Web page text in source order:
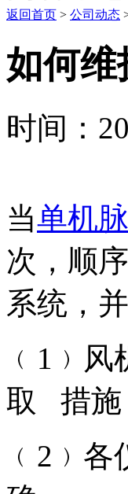
返回首页 > 公司动态
如何维
时间：
当单机
次，顺
系统，
﹙1﹚
取 措施
﹙2﹚